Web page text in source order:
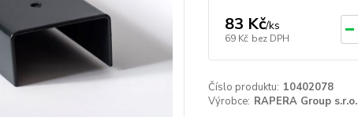
83 Kč/ks
69 Kč bez DPH
Číslo produktu: 10402078
Výrobce: RAPERA Group s.r.o.